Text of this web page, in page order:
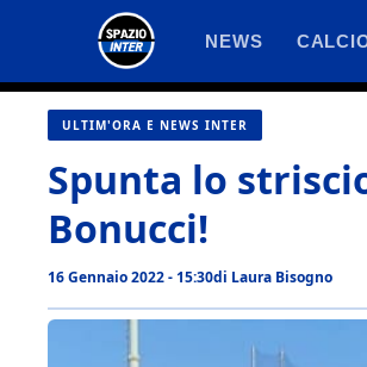
contenuto
NEWS
ULTIM'ORA E NEWS INTER
Spunta lo
Bonucci!
16 Gennaio 2022 - 15:30di Laura Bisogno